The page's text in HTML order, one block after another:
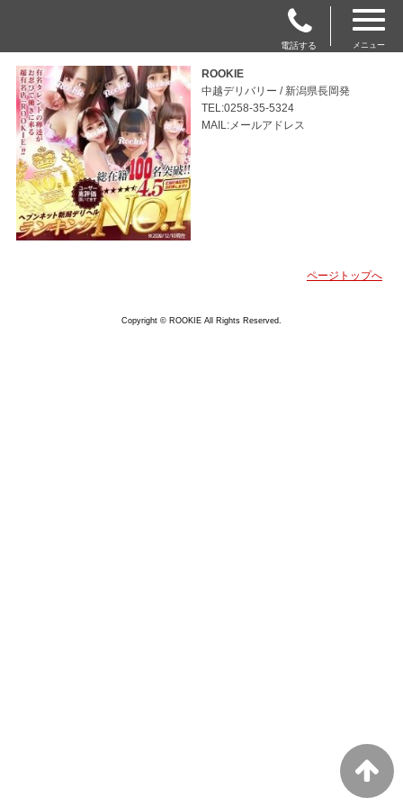
電話する メニュー
ROOKIE
中越デリバリー / 新潟県長岡発
TEL:0258-35-5324
MAIL:メールアドレス
ページトップへ
Copyright © ROOKIE All Rights Reserved.